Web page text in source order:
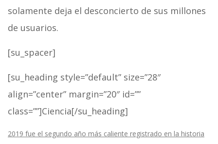
solamente deja el desconcierto de sus millones
de usuarios.
[su_spacer]
[su_heading style=”default” size=”28″
align=”center” margin=”20″ id=””
class=””]Ciencia[/su_heading]
2019 fue el segundo año más caliente registrado en la historia